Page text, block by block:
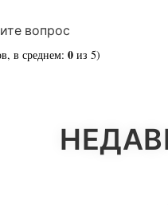
вопрос
в среднем: 0 из 5)